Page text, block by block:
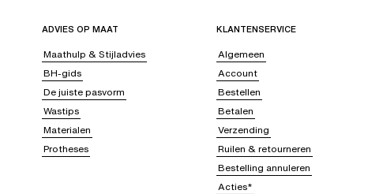
ADVIES OP MAAT
Maathulp & Stijladvies
BH-gids
De juiste pasvorm
Wastips
Materialen
Protheses
KLANTENSERVICE
Algemeen
Account
Bestellen
Betalen
Verzending
Ruilen & retourneren
Bestelling annuleren
Acties*